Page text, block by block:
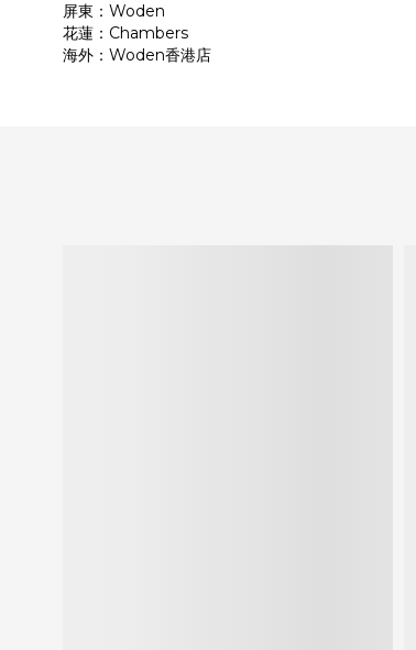
屏東：Woden
花蓮：Chambers
海外：Woden香港店